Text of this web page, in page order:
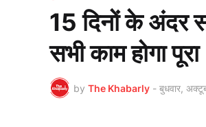
15 दिनों के अंदर
सभी काम होगा पूरा
by The Khabarly - बुधवार,